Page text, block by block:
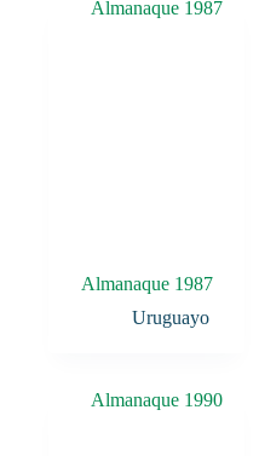
Almanaque 1987
Uruguayo